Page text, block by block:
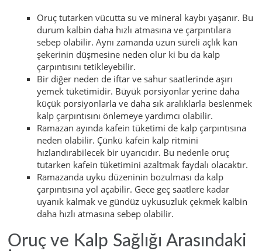
Oruç tutarken vücutta su ve mineral kaybı yaşanır. Bu
durum kalbin daha hızlı atmasına ve çarpıntılara
sebep olabilir. Aynı zamanda uzun süreli açlık kan
şekerinin düşmesine neden olur ki bu da kalp
çarpıntısını tetikleyebilir.
Bir diğer neden de iftar ve sahur saatlerinde aşırı
yemek tüketimidir. Büyük porsiyonlar yerine daha
küçük porsiyonlarla ve daha sık aralıklarla beslenmek
kalp çarpıntısını önlemeye yardımcı olabilir.
Ramazan ayında kafein tüketimi de kalp çarpıntısına
neden olabilir. Çünkü kafein kalp ritmini
hızlandırabilecek bir uyarıcıdır. Bu nedenle oruç
tutarken kafein tüketimini azaltmak faydalı olacaktır.
Ramazanda uyku düzeninin bozulması da kalp
çarpıntısına yol açabilir. Gece geç saatlere kadar
uyanık kalmak ve gündüz uykusuzluk çekmek kalbin
daha hızlı atmasına sebep olabilir.
Oruç ve Kalp Sağlığı Arasındaki